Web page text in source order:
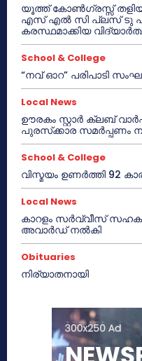
യൂത്ത് കോൺഗ്രസ്സ്
എസ് എൽ സി പ്ലസ് ടു
കരസ്ഥമാക്കിയ
School & College
“നവ് ഓറ” പരിപാടി
Local News
ഊരകം സ്റ്റാർ ക്ലബ്
പുരസ്‌ക്കാര സമർപ്പണം
School & College
വിസ്മയം ഉണർത്തി 92
Local News
കാറളം സർവ്വീസ്
അവാർഡ് നൽകി
Obituaries
നിര്യാതനായി